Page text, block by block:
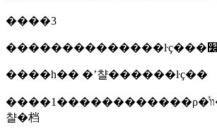
����3
��������������ŀҫ���׼
����һ�� �ʼ챨������ŀҫ��
����1������������ρ�ͯװ���ҷġ�ь����ŀ�ĵ��̣�ÿ��ʒ���������ṩһ���ɵ������������ߵ��ʼ
챨�档